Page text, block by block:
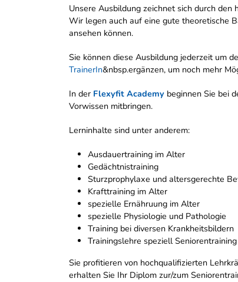
Unsere Ausbildung zeichnet sich durch
Wir legen auch auf eine gute theoretische
ansehen können.
Sie können diese Ausbildung jederzeit um
TrainerIn&nbsp.ergänzen, um noch mehr
In der Flexyfit Academy beginnen Sie bei
Vorwissen mitbringen.
Lerninhalte sind unter anderem:
Ausdauertraining im Alter
Gedächtnistraining
Sturzprophylaxe und altersgerechte
Krafttraining im Alter
spezielle Ernähruung im Alter
spezielle Physiologie und Pathologie
Training bei diversen Krankheitsbildern
Trainingslehre speziell Seniorentraining
Sie profitieren von hochqualifizierten
erhalten Sie Ihr Diplom zur/zum